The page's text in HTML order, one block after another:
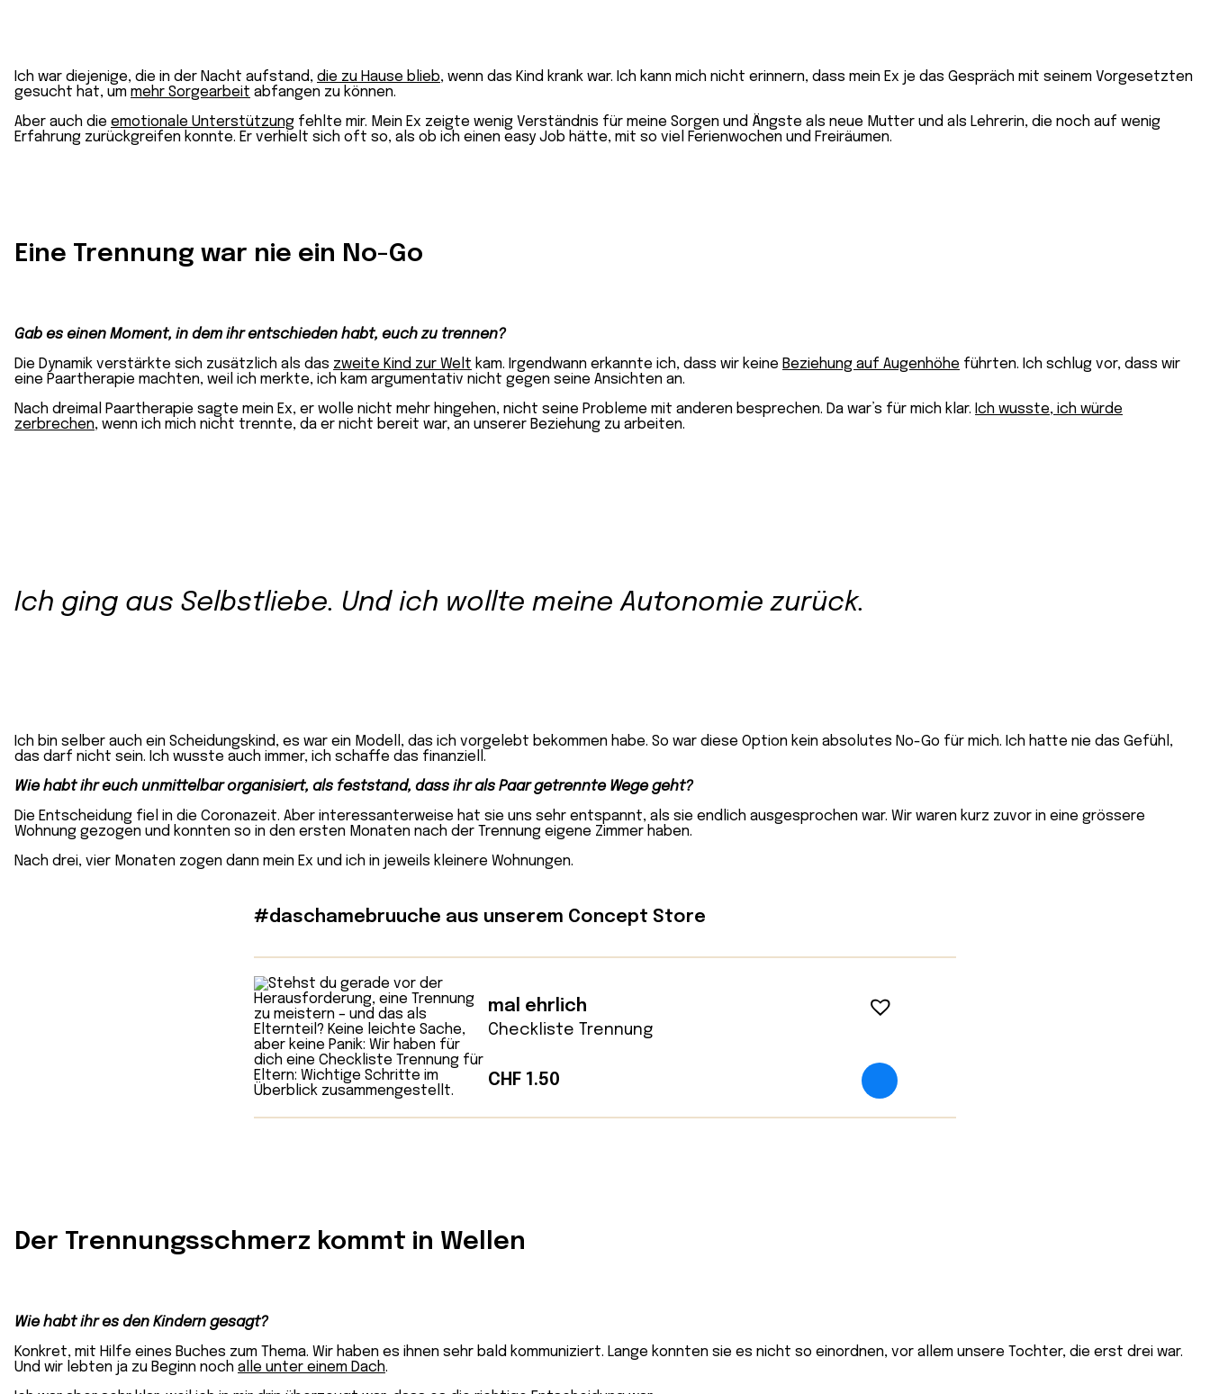
Ich war diejenige, die in der Nacht aufstand, die zu Hause blieb, wenn das Kind krank war. Ich kann mich nicht erinnern, dass mein Ex je das Gespräch mit seinem Vorgesetzten
gesucht hat, um mehr Sorgearbeit abfangen zu können.
Aber auch die emotionale Unterstützung fehlte mir. Mein Ex zeigte wenig Verständnis für meine Sorgen und Ängste als neue Mutter und als Lehrerin, die noch auf wenig
Erfahrung zurückgreifen konnte. Er verhielt sich oft so, als ob ich einen easy Job hätte, mit so viel Ferienwochen und Freiräumen.
Eine Trennung war nie ein No-Go
Gab es einen Moment, in dem ihr entschieden habt, euch zu trennen?
Die Dynamik verstärkte sich zusätzlich als das zweite Kind zur Welt kam. Irgendwann erkannte ich, dass wir keine Beziehung auf Augenhöhe führten. Ich schlug vor, dass wir
eine Paartherapie machten, weil ich merkte, ich kam argumentativ nicht gegen seine Ansichten an.
Nach dreimal Paartherapie sagte mein Ex, er wolle nicht mehr hingehen, nicht seine Probleme mit anderen besprechen. Da war’s für mich klar. Ich wusste, ich würde
zerbrechen, wenn ich mich nicht trennte, da er nicht bereit war, an unserer Beziehung zu arbeiten.
Ich ging aus Selbstliebe. Und ich wollte meine Autonomie zurück.
Ich bin selber auch ein Scheidungskind, es war ein Modell, das ich vorgelebt bekommen habe. So war diese Option kein absolutes No-Go für mich. Ich hatte nie das Gefühl,
das darf nicht sein. Ich wusste auch immer, ich schaffe das finanziell.
Wie habt ihr euch unmittelbar organisiert, als feststand, dass ihr als Paar getrennte Wege geht?
Die Entscheidung fiel in die Coronazeit. Aber interessanterweise hat sie uns sehr entspannt, als sie endlich ausgesprochen war. Wir waren kurz zuvor in eine grössere
Wohnung gezogen und konnten so in den ersten Monaten nach der Trennung eigene Zimmer haben.
Nach drei, vier Monaten zogen dann mein Ex und ich in jeweils kleinere Wohnungen.
#daschamebruuche aus unserem Concept Store
mal ehrlich
Checkliste Trennung
CHF1.50
Der Trennungsschmerz kommt in Wellen
Wie habt ihr es den Kindern gesagt?
Konkret, mit Hilfe eines Buches zum Thema. Wir haben es ihnen sehr bald kommuniziert. Lange konnten sie es nicht so einordnen, vor allem unsere Tochter, die erst drei war.
Und wir lebten ja zu Beginn noch alle unter einem Dach.